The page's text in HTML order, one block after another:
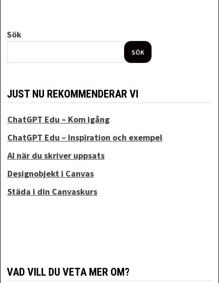
Sök
SÖK
JUST NU REKOMMENDERAR VI
ChatGPT Edu – Kom igång
ChatGPT Edu – Inspiration och exempel
AI när du skriver uppsats
Designobjekt i Canvas
Städa i din Canvaskurs
VAD VILL DU VETA MER OM?